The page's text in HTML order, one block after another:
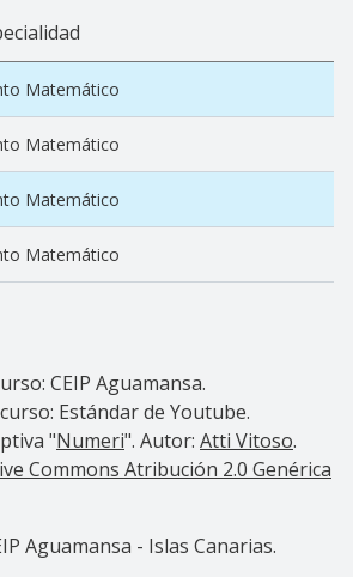
Matemático
Matemático
Matemático
Matemático
CEIP Aguamansa.
Estándar de Youtube.
"Numeri". Autor: Atti Vitoso.
Commons Atribución 2.0 Genérica
Aguamansa - Islas Canarias.